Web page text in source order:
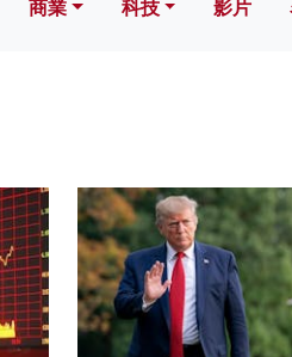
商業 科技 影片